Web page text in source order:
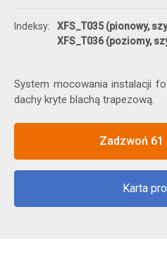
Indeksy
XFS_T035 (pionowy,
XFS_T036 (poziomy,
System mocowania instalacji
dachy kryte blachą trapezową.
Zadzwoń 61
Karta